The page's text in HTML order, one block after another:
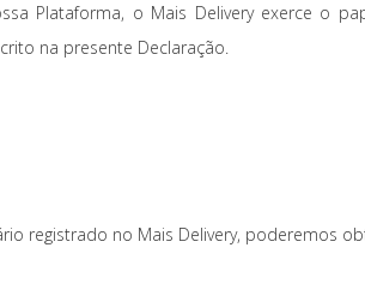
Plataforma, o Mais Delivery exerce o
na presente Declaração.
registrado no Mais Delivery, poderemos